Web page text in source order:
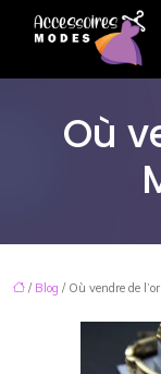
Où
/ Blog / Où vendre de